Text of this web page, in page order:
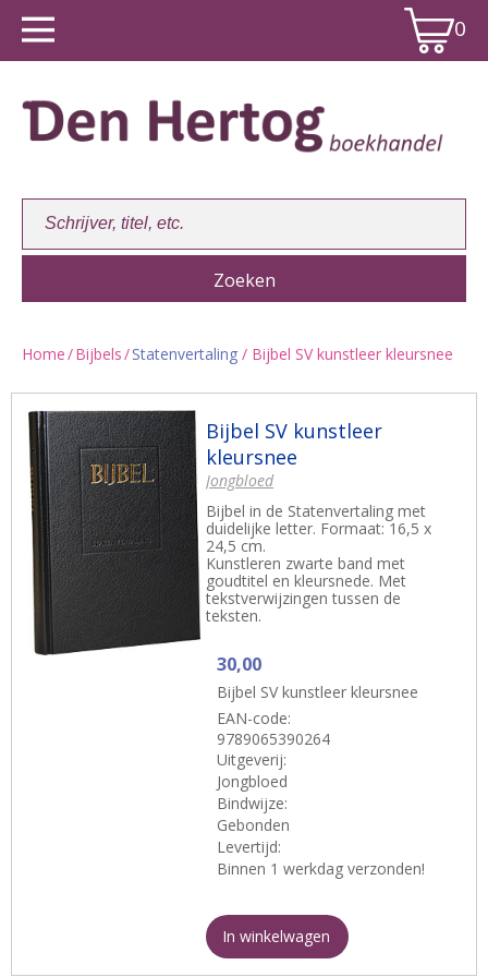
0
Home/Bijbels/Statenvertaling / Bijbel SV kunstleer kleursnee
Bijbel SV kunstleer
kleursnee
Jongbloed
Bijbel in de Statenvertaling met
duidelijke letter. Formaat: 16,5 x
24,5 cm.
Kunstleren zwarte band met
goudtitel en kleursnede. Met
tekstverwijzingen tussen de
teksten.
30,00
Bijbel SV kunstleer kleursnee
EAN-code:
9789065390264
Uitgeverij:
Jongbloed
Bindwijze:
Gebonden
Levertijd:
Binnen 1 werkdag verzonden!
In winkelwagen